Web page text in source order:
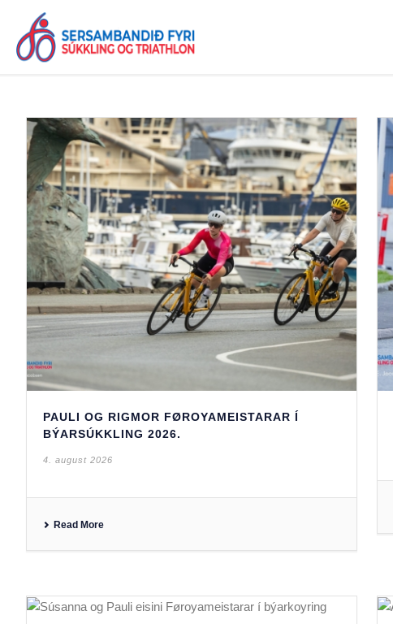
PAULI OG RIGMOR FØROYAMEISTARAR Í
BÝARSÚKKLING 2026.
4. august 2026
Read More